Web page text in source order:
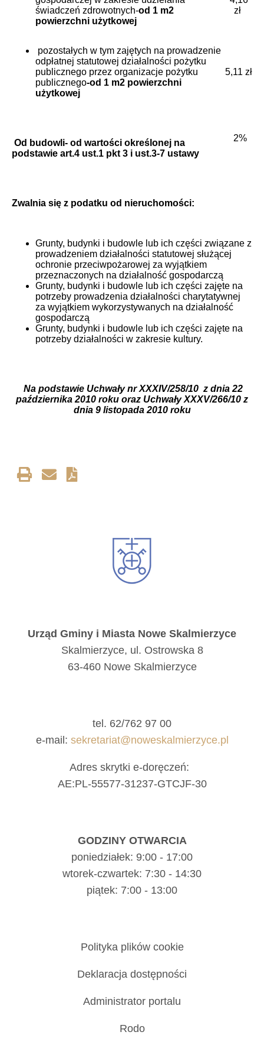
świadczeń zdrowotnych-od 1 m2
powierzchni użytkowej
zł
pozostałych w tym zajętych na prowadzenie
odpłatnej statutowej działalności pożytku
publicznego przez organizacje pożytku
publicznego-od 1 m2 powierzchni
użytkowej
5,11 zł
Od budowli- od wartości określonej na
podstawie art.4 ust.1 pkt 3 i ust.3-7 ustawy
2%
Zwalnia się z podatku od nieruchomości:
Grunty, budynki i budowle lub ich części związane z
prowadzeniem działalności statutowej służącej
ochronie przeciwpożarowej za wyjątkiem
przeznaczonych na działalność gospodarczą
Grunty, budynki i budowle lub ich części zajęte na
potrzeby prowadzenia działalności charytatywnej
za wyjątkiem wykorzystywanych na działalność
gospodarczą
Grunty, budynki i budowle lub ich części zajęte na
potrzeby działalności w zakresie kultury.
Na podstawie Uchwały nr XXXIV/258/10 z dnia 22
października 2010 roku oraz Uchwały XXXV/266/10 z
dnia 9 listopada 2010 roku
Urząd Gminy i Miasta Nowe Skalmierzyce
Skalmierzyce, ul. Ostrowska 8
63-460 Nowe Skalmierzyce
tel. 62/762 97 00
e-mail: sekretariat@noweskalmierzyce.pl
Adres skrytki e-doręczeń:
AE:PL-55577-31237-GTCJF-30
GODZINY OTWARCIA
poniedziałek: 9:00 - 17:00
wtorek-czwartek: 7:30 - 14:30
piątek: 7:00 - 13:00
Polityka plików cookie
Deklaracja dostępności
Administrator portalu
Rodo